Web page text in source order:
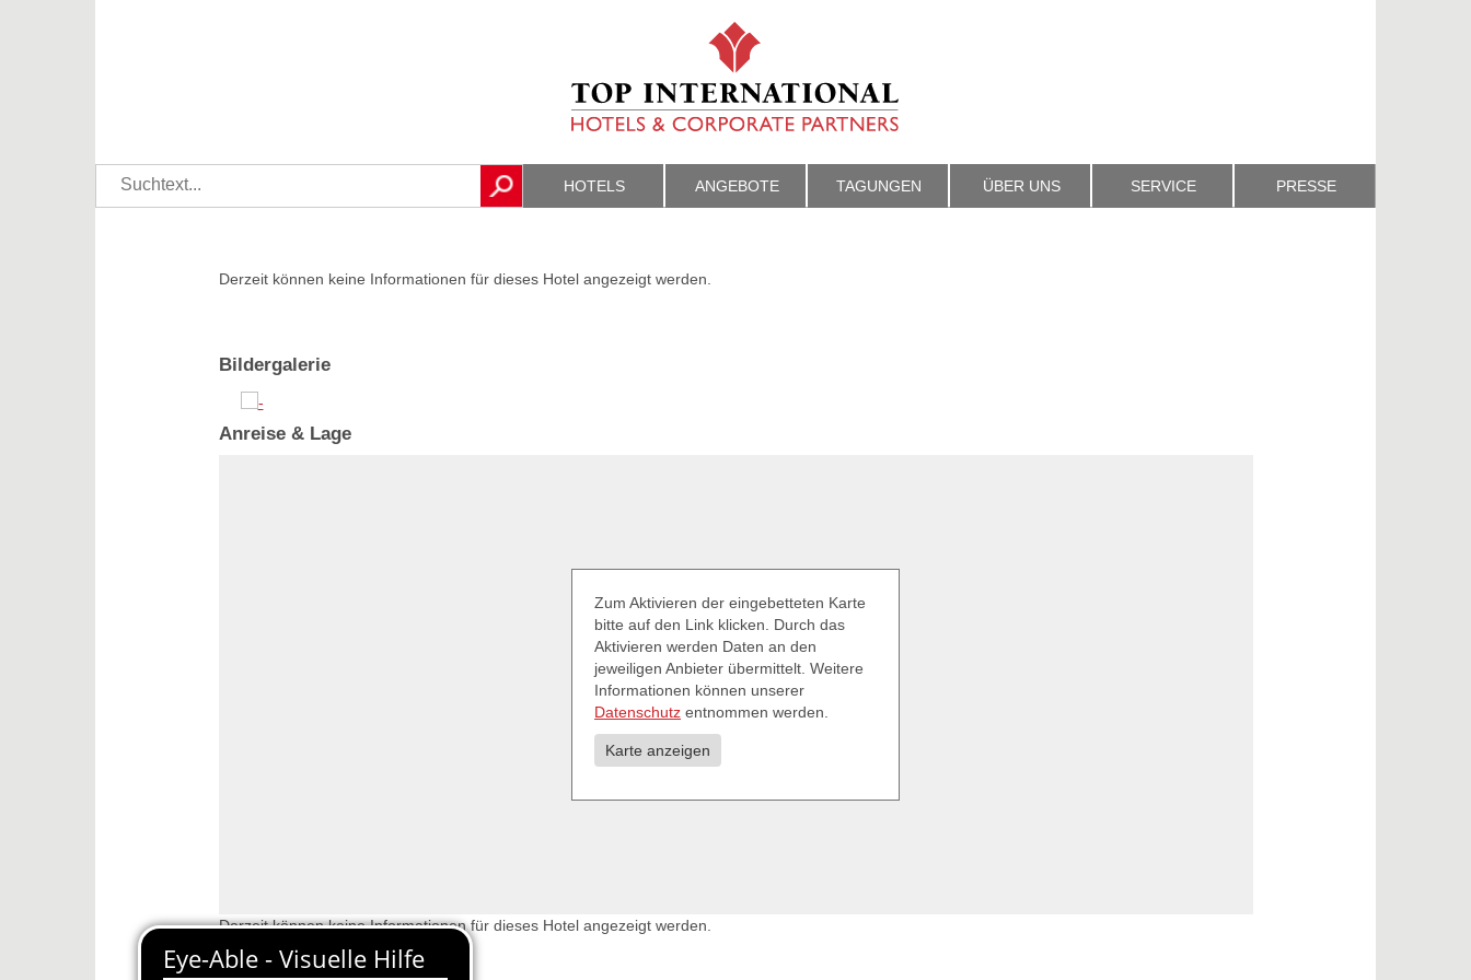
HOTELS ANGEBOTE TAGUNGEN ÜBER UNS SERVICE PRESSE
Derzeit können keine Informationen für dieses Hotel angezeigt werden.
Bildergalerie
Anreise & Lage
Zum Aktivieren der eingebetteten Karte
bitte auf den Link klicken. Durch das
Aktivieren werden Daten an den
jeweiligen Anbieter übermittelt. Weitere
Informationen können unserer
Datenschutz entnommen werden.
Karte anzeigen
Derzeit können keine Informationen für dieses Hotel angezeigt werden.
zurück